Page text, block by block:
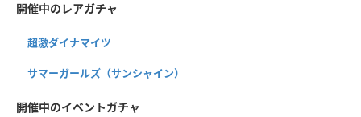
開催中のレアガチャ
超激ダイナマイツ
サマーガールズ（サンシャイン）
開催中のイベントガチャ